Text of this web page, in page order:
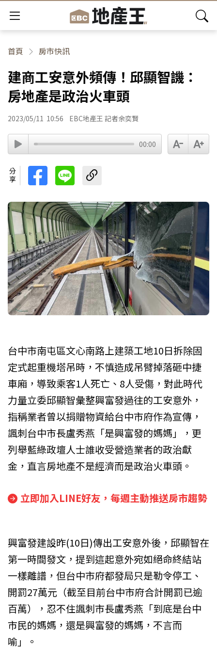
首頁 房市快訊
建商工安意外頻傳！邱顯智譏：
房地產是政治火車頭
2023/05/11 10:56 EBC地產王 記者余奕賢
00:00
分享
台中市南屯區文心南路上建築工地10日拆除固
定式起重機塔吊時，不慎造成吊臂掉落砸中捷
車廂，導致乘客1人死亡、8人受傷，對此時代
力量立委邱顯智彙整興富發過往的工安意外，
指稱業者曾以捐贈物資給台中市府作為宣傳，
諷刺台中市長盧秀燕「是興富發的媽媽」，更
列舉藍綠政壇人士誰收受營造業者的政治獻
金，直言房地產不是經濟而是政治火車頭。
立即加入LINE好友，每週主動推送房市趨勢
興富發建設昨(10日)傳出工安意外後，邱顯智在
第一時間發文，提到這起意外宛如絕命終結站
一樣離譜，但台中市府都發局只是勒令停工、
開罰27萬元（截至目前台中市府合計開罰已逾
百萬），忍不住諷刺市長盧秀燕「到底是台中
市民的媽媽，還是興富發的媽媽，不言而
喻」。